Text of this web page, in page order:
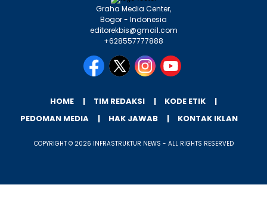
Graha Media Center,
Bogor - Indonesia
editorekbis@gmail.com
+628557777888
HOME TIM REDAKSI
KODE ETIK
PEDOMAN MEDIA
HAK JAWAB KONTAK IKLAN
COPYRIGHT © 2026 INFRASTRUKTUR NEWS - ALL RIGHTS RESERVED